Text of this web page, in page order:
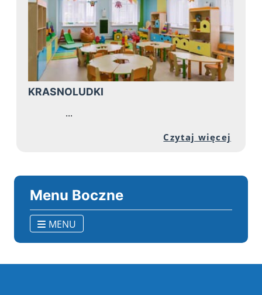
Menu Boczne
MENU
KRASNOLUDKI
...
Czytaj więcej